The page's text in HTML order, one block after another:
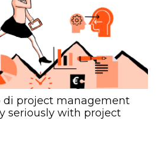
di project management
seriously with project